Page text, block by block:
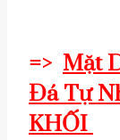
=> Mặt
Đá Tự
KHỐI